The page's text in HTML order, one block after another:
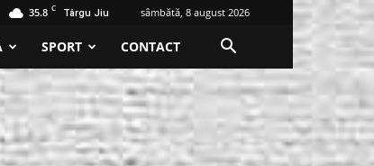
35.8 C Târgu Jiu sâmbătă, 8 august 2026
SPORT CONTACT